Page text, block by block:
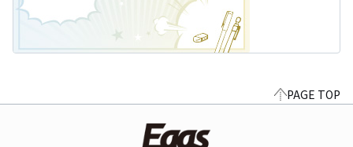
PAGE TOP